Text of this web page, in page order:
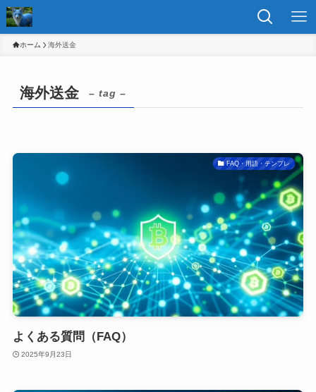
ホーム 海外送金
海外送金 – tag –
FAQ・用語・テンプレ
よくある質問（FAQ）
2025年9月23日